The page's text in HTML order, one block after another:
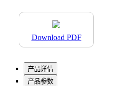
Download PDF
产品详情
产品参数